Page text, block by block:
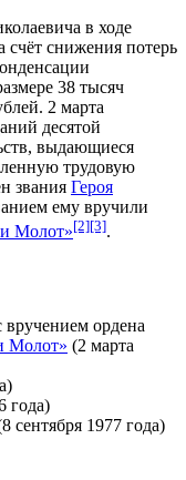
в ходе
счёт снижения потерь
38 тысяч
2 марта
десятой
выдающиеся
трудовую
звания Героя
ему вручили
Молот»[2][3].
вручением ордена
Молот» (2 марта
)
года)
8 сентября 1977 года)